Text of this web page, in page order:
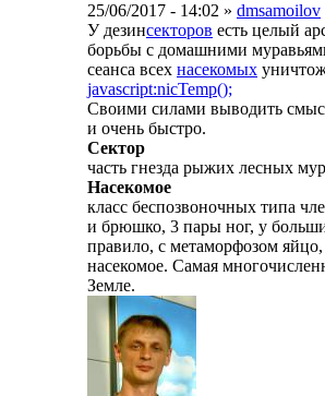
25/06/2017 - 14:02 » dmsamoilov
У дезинсекторов есть целый
борьбы с домашними
сеанса всех насекомых
javascript:nicTemp();
Своими силами выводить
и очень быстро.
Сектор
часть гнезда рыжих лесных
Насекомое
класс беспозвоночных типа
и брюшко, 3 пары ног, у
правило, с метаморфозом
насекомое. Самая
Земле.